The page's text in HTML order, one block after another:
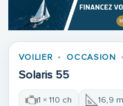
VOILIER OCCASION
Solaris 55
1 × 110 ch 16,9